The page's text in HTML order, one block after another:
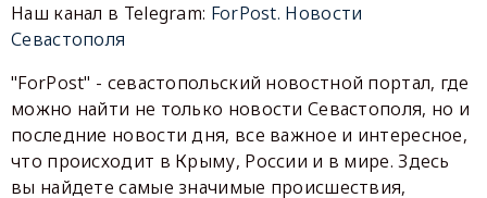
Наш канал в Telegram: ForPost. Новости
Севастополя
"ForPost" - севастопольский новостной портал, где
можно найти не только новости Севастополя, но и
последние новости дня, все важное и интересное,
что происходит в Крыму, России и в мире. Здесь
вы найдете самые значимые происшествия,